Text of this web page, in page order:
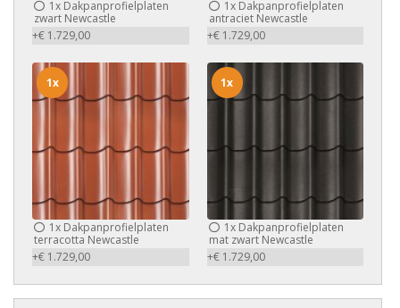
1x Dakpanprofielplaten
zwart Newcastle
+€ 1.729,00
1xDakpanprofielplaten
antraciet Newcastle
+€ 1.729,00
1x Dakpanprofielplaten
terracotta Newcastle
+€ 1.729,00
1x
1xDakpanprofielplaten
mat zwart Newcastle
+€ 1.729,00
1x